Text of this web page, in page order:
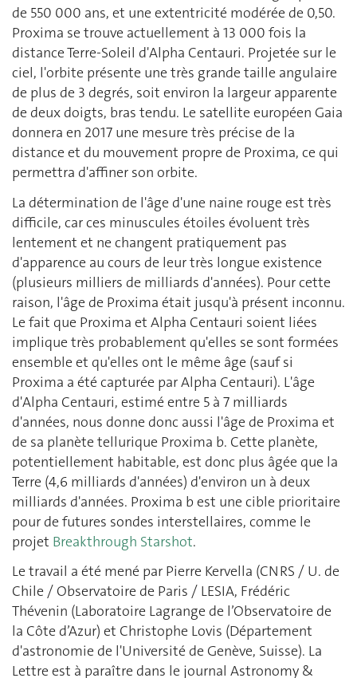
de 550 000 ans, et une extentricité modérée de 0,50.
Proxima se trouve actuellement à 13 000 fois la
distance Terre-Soleil d'Alpha Centauri. Projetée sur le
ciel, l'orbite présente une très grande taille angulaire
de plus de 3 degrés, soit environ la largeur apparente
de deux doigts, bras tendu. Le satellite européen Gaia
donnera en 2017 une mesure très précise de la
distance et du mouvement propre de Proxima, ce qui
permettra d'affiner son orbite.
La détermination de l'âge d'une naine rouge est très
difficile, car ces minuscules étoiles évoluent très
lentement et ne changent pratiquement pas
d'apparence au cours de leur très longue existence
(plusieurs milliers de milliards d'années). Pour cette
raison, l'âge de Proxima était jusqu'à présent inconnu.
Le fait que Proxima et Alpha Centauri soient liées
implique très probablement qu'elles se sont formées
ensemble et qu'elles ont le même âge (sauf si
Proxima a été capturée par Alpha Centauri). L'âge
d'Alpha Centauri, estimé entre 5 à 7 milliards
d'années, nous donne donc aussi l'âge de Proxima et
de sa planète tellurique Proxima b. Cette planète,
potentiellement habitable, est donc plus âgée que la
Terre (4,6 milliards d'années) d'environ un à deux
milliards d'années. Proxima b est une cible prioritaire
pour de futures sondes interstellaires, comme le
projet Breakthrough Starshot.
Le travail a été mené par Pierre Kervella (CNRS / U. de
Chile / Observatoire de Paris / LESIA, Frédéric
Thévenin (Laboratoire Lagrange de l’Observatoire de
la Côte d’Azur) et Christophe Lovis (Département
d'astronomie de l'Université de Genève, Suisse). La
Lettre est à paraître dans le journal Astronomy &